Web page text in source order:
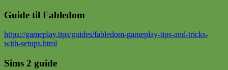
Guide til Fabledom
https://gameplay.tips/guides/fabledom-gameplay-tips-and-tricks-
with-setups.html
Sims 2 guide